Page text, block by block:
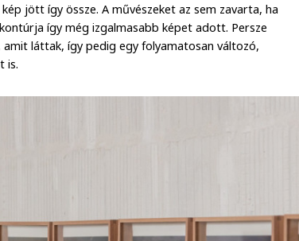
jött így össze. A művészeket az sem zavarta, ha
így még izgalmasabb képet adott. Persze
láttak, így pedig egy folyamatosan változó,
is.